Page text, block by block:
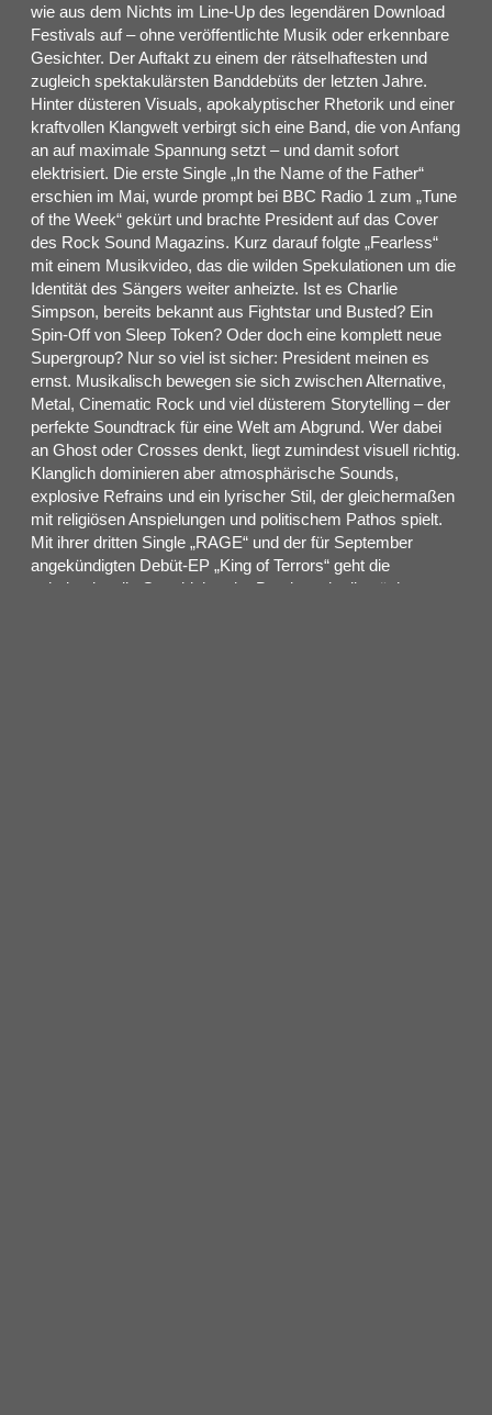
wie aus dem Nichts im Line-Up des legendären Download
Festivals auf – ohne veröffentlichte Musik oder erkennbare
Gesichter. Der Auftakt zu einem der rätselhaftesten und
zugleich spektakulärsten Banddebüts der letzten Jahre.
Hinter düsteren Visuals, apokalyptischer Rhetorik und einer
kraftvollen Klangwelt verbirgt sich eine Band, die von Anfang
an auf maximale Spannung setzt – und damit sofort
elektrisiert. Die erste Single „In the Name of the Father“
erschien im Mai, wurde prompt bei BBC Radio 1 zum „Tune
of the Week“ gekürt und brachte President auf das Cover
des Rock Sound Magazins. Kurz darauf folgte „Fearless“
mit einem Musikvideo, das die wilden Spekulationen um die
Identität des Sängers weiter anheizte. Ist es Charlie
Simpson, bereits bekannt aus Fightstar und Busted? Ein
Spin-Off von Sleep Token? Oder doch eine komplett neue
Supergroup? Nur so viel ist sicher: President meinen es
ernst. Musikalisch bewegen sie sich zwischen Alternative,
Metal, Cinematic Rock und viel düsterem Storytelling – der
perfekte Soundtrack für eine Welt am Abgrund. Wer dabei
an Ghost oder Crosses denkt, liegt zumindest visuell richtig.
Klanglich dominieren aber atmosphärische Sounds,
explosive Refrains und ein lyrischer Stil, der gleichermaßen
mit religiösen Anspielungen und politischem Pathos spielt.
Mit ihrer dritten Single „RAGE“ und der für September
angekündigten Debüt-EP „King of Terrors“ geht die
geheimnisvolle Geschichte der Band nun in die nächste